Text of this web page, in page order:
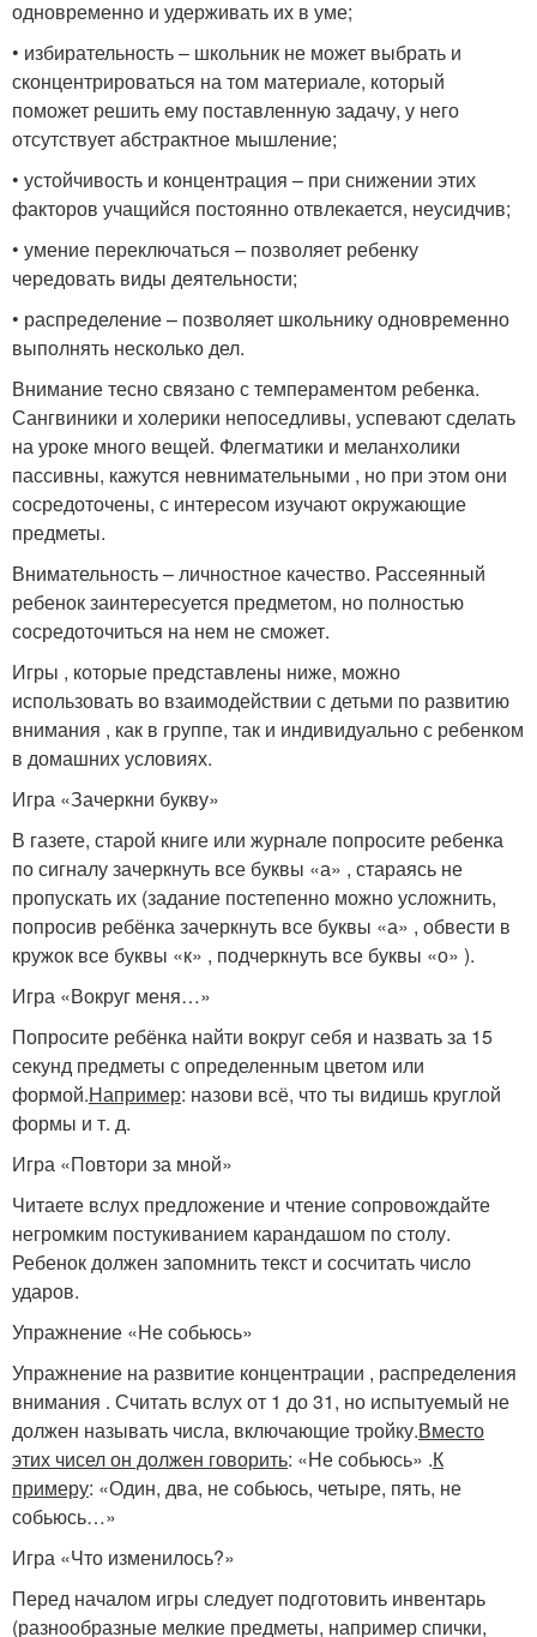
одновременно и удерживать их в уме;
• избирательность – школьник не может выбрать и
сконцентрироваться на том материале, который
поможет решить ему поставленную задачу, у него
отсутствует абстрактное мышление;
• устойчивость и концентрация – при снижении этих
факторов учащийся постоянно отвлекается, неусидчив;
• умение переключаться – позволяет ребенку
чередовать виды деятельности;
• распределение – позволяет школьнику одновременно
выполнять несколько дел.
Внимание тесно связано с темпераментом ребенка.
Сангвиники и холерики непоседливы, успевают сделать
на уроке много вещей. Флегматики и меланхолики
пассивны, кажутся невнимательными , но при этом они
сосредоточены, с интересом изучают окружающие
предметы.
Внимательность – личностное качество. Рассеянный
ребенок заинтересуется предметом, но полностью
сосредоточиться на нем не сможет.
Игры , которые представлены ниже, можно
использовать во взаимодействии с детьми по развитию
внимания , как в группе, так и индивидуально с ребенком
в домашних условиях.
Игра «Зачеркни букву»
В газете, старой книге или журнале попросите ребенка
по сигналу зачеркнуть все буквы «а» , стараясь не
пропускать их (задание постепенно можно усложнить,
попросив ребёнка зачеркнуть все буквы «а» , обвести в
кружок все буквы «к» , подчеркнуть все буквы «о» ).
Игра «Вокруг меня…»
Попросите ребёнка найти вокруг себя и назвать за 15
секунд предметы с определенным цветом или
формой.Например: назови всё, что ты видишь круглой
формы и т. д.
Игра «Повтори за мной»
Читаете вслух предложение и чтение сопровождайте
негромким постукиванием карандашом по столу.
Ребенок должен запомнить текст и сосчитать число
ударов.
Упражнение «Не собьюсь»
Упражнение на развитие концентрации , распределения
внимания . Считать вслух от 1 до 31, но испытуемый не
должен называть числа, включающие тройку.Вместо
этих чисел он должен говорить: «Не собьюсь» .К
примеру: «Один, два, не собьюсь, четыре, пять, не
собьюсь…»
Игра «Что изменилось?»
Перед началом игры следует подготовить инвентарь
(разнообразные мелкие предметы, например спички,